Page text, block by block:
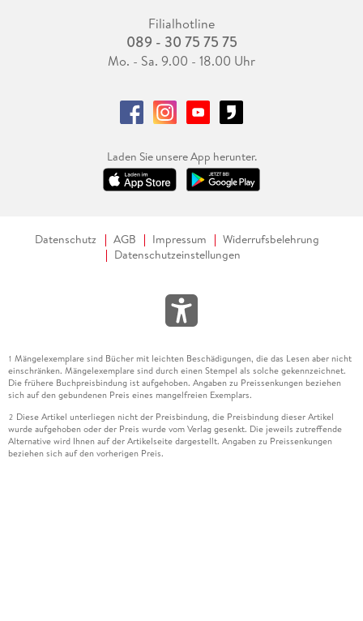
Filialhotline
089 - 30 75 75 75
Mo. - Sa. 9.00 - 18.00 Uhr
Laden Sie unsere App herunter.
Datenschutz AGB Impressum
Widerrufsbelehrung
Datenschutzeinstellungen
1 Mängelexemplare sind Bücher mit leichten Beschädigungen, die das Lesen aber nicht
einschränken. Mängelexemplare sind durch einen Stempel als solche gekennzeichnet.
Die frühere Buchpreisbindung ist aufgehoben. Angaben zu Preissenkungen beziehen
sich auf den gebundenen Preis eines mangelfreien Exemplars.
2 Diese Artikel unterliegen nicht der Preisbindung, die Preisbindung dieser Artikel
wurde aufgehoben oder der Preis wurde vom Verlag gesenkt. Die jeweils zutreffende
Alternative wird Ihnen auf der Artikelseite dargestellt. Angaben zu Preissenkungen
beziehen sich auf den vorherigen Preis.